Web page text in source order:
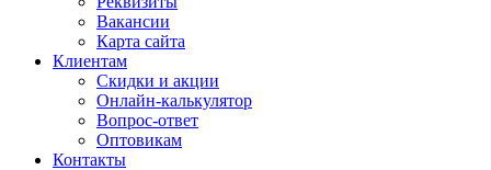
Вакансии
Карта сайта
Клиентам
Скидки и акции
Онлайн-калькулятор
Вопрос-ответ
Оптовикам
Контакты